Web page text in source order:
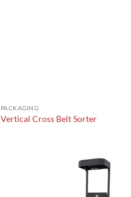
PACKAGING
Vertical Cross Belt Sorter